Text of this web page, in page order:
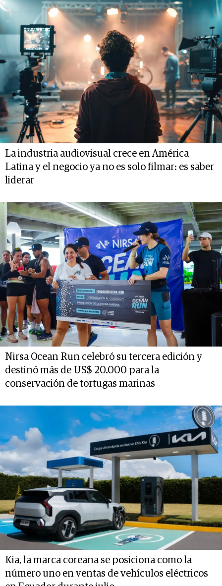
La industria audiovisual crece en América
Latina y el negocio ya no es solo filmar: es saber
liderar
Nirsa Ocean Run celebró su tercera edición y
destinó más de US$ 20.000 para la
conservación de tortugas marinas
Kia, la marca coreana se posiciona como la
número uno en ventas de vehículos eléctricos